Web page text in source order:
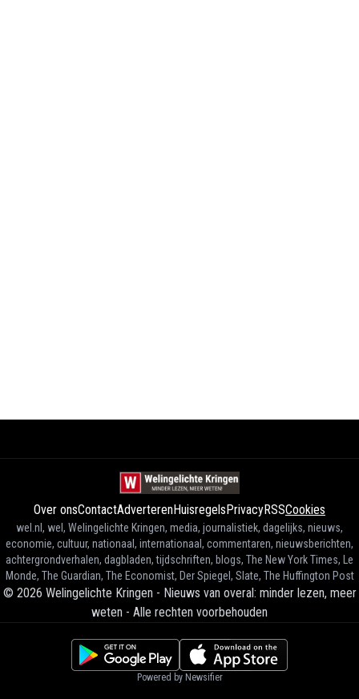
Over onsContactAdverterenHuisregels PrivacyRSSCookies
wel.nl, wel, Welingelichte Kringen, media, journalistiek, dagelijks, nieuws,
economie, cultuur, nationaal, internationaal, commentaren, nieuwsberichten,
achtergrondverhalen, dagbladen, tijdschriften, blogs, The New York Times, Le
Monde, The Guardian, The Economist, Der Spiegel, Slate, The Huffington Post
© 2026 Welingelichte Kringen - Nieuws van overal: minder lezen, meer
weten - Alle rechten voorbehouden
Powered by Newsifier